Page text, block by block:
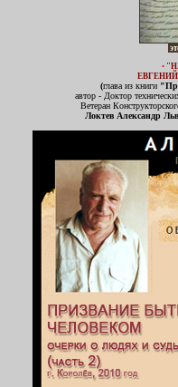
• "
(глава из книги
автор - Доктор
Ветеран
Локтев Александр